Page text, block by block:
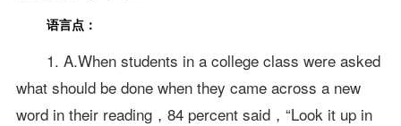
语言点：
1. A.When students in a college class were asked
what should be done when they came across a new
word in their reading，84 percent said，“Look it up in